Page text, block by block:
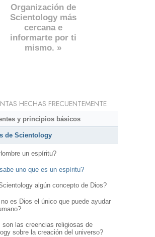
Organización de
Scientology más
cercana e
informarte por ti
mismo. »
HECHAS FRECUENTEMENTE
y principios básicos
de Scientology
un espíritu?
uno que es un espíritu?
algún concepto de Dios?
es Dios el único que puede ayudar
son las creencias religiosas de
sobre la creación del universo?